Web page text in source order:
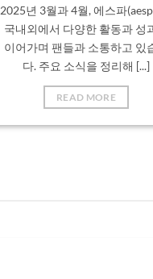
2025년 3월과 4월, 에스파
국내외에서 다양한 활동과 성
이어가며 팬들과 소통하고 있
다. 주요 소식을 정리해 [...]
READ MORE